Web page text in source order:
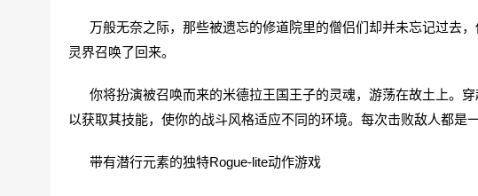
万般无奈之际，那些被遗忘的修道院里的僧侣们却并未忘记过去
灵界召唤了回来。
你将扮演被召唤而来的米德拉王国王子的灵魂，游荡在故土上。
以获取其技能，使你的战斗风格适应不同的环境。每次击败敌人都是
带有潜行元素的独特Rogue-lite动作游戏